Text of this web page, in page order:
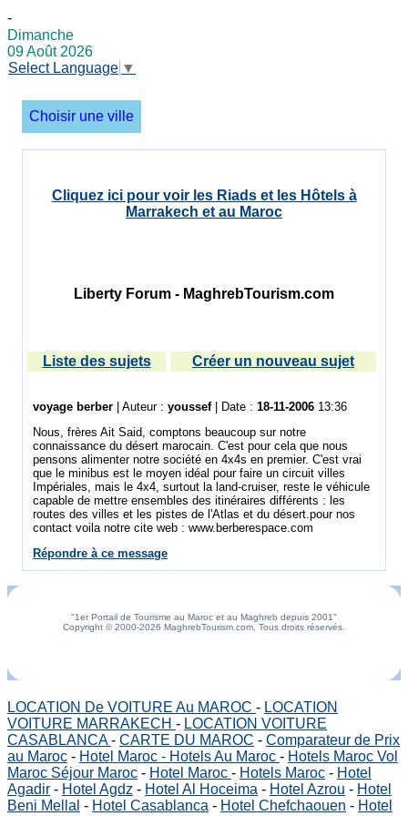
-
Dimanche
09 Août 2026
Select Language ▼
Choisir une ville
Cliquez ici pour voir les Riads et les Hôtels à
Marrakech et au Maroc
Liberty Forum - MaghrebTourism.com
Liste des sujets Créer un nouveau sujet
voyage berber | Auteur : youssef| Date : 18-11-2006 13:36
Nous, frères Ait Said, comptons beaucoup sur notre
connaissance du désert marocain. C'est pour cela que nous
pensons alimenter notre société en 4x4s en premier. C'est vrai
que le minibus est le moyen idéal pour faire un circuit villes
Impériales, mais le 4x4, surtout la land-cruiser, reste le véhicule
capable de mettre ensembles des itinéraires différents : les
routes des villes et les pistes de l'Atlas et du désert.pour nos
contact voila notre cite web : www.berberespace.com
Répondre à ce message
"1er Portail de Tourisme au Maroc et au Maghreb depuis 2001"
Copyright © 2000-2026 MaghrebTourism.com, Tous droits réservés.
LOCATION De VOITURE Au MAROC - LOCATION
VOITURE MARRAKECH - LOCATION VOITURE
CASABLANCA- CARTE DU MAROC - Comparateur de Prix
au Maroc - Hotel Maroc - Hotels Au Maroc - Hotels Maroc Vol
Maroc Séjour Maroc - Hotel Maroc - Hotels Maroc - Hotel
Agadir - Hotel Agdz - Hotel Al Hoceima - Hotel Azrou - Hotel
Beni Mellal - Hotel Casablanca - Hotel Chefchaouen - Hotel